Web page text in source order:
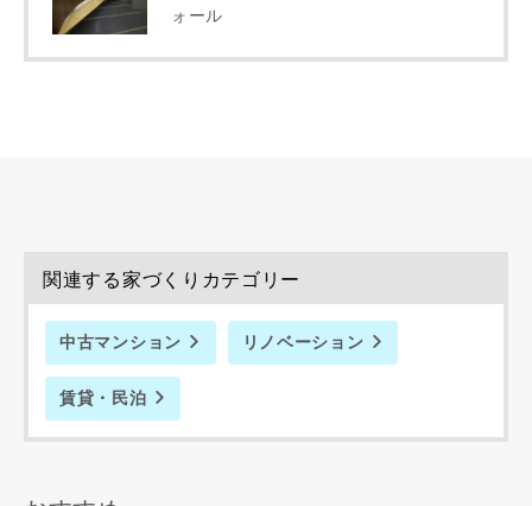
ォール
関連する家づくりカテゴリー
中古マンション リノベーション
賃貸・民泊
た情報を利用します。
当社はお客様からいただいた個人情報を，お客様が指定され
た専門家へ提供すること、または当社サービスのご案内のた
す。